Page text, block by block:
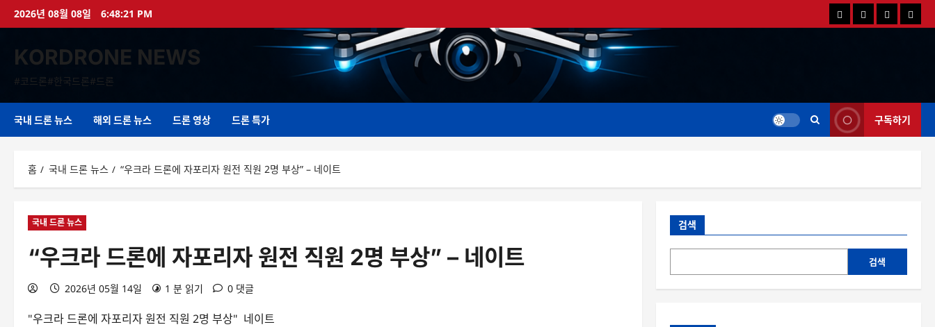
가
2026년 08월 08일 6:48:22 PM 국
스
해
스
드 드
KORDRONE NEWS
#코드론#한국드론#드론
국내 드론 뉴스 해외 드론 뉴스 드론 영상 드론 특가 구독하기
홈 국내 드론 뉴스 “우크라 드론에 자포리자 원전 직원 2명 부상” – 네이트
국내 드론 뉴스
“우크라 드론에 자포리자 원전 직원 2명 부상” – 네이트
2026년 05월 14일 1 분 읽기 0 댓글
"우크라 드론에 자포리자 원전 직원 2명 부상" 네이트
검색
검색